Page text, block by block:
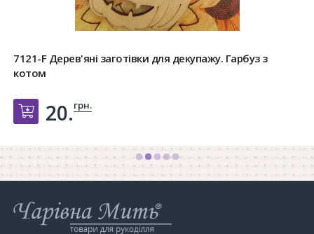
7121-F Дерев'яні заготівки для декупажу. Гарбуз з
котом
Добавить в корзину
20.грн.
Інтернет-
магазин